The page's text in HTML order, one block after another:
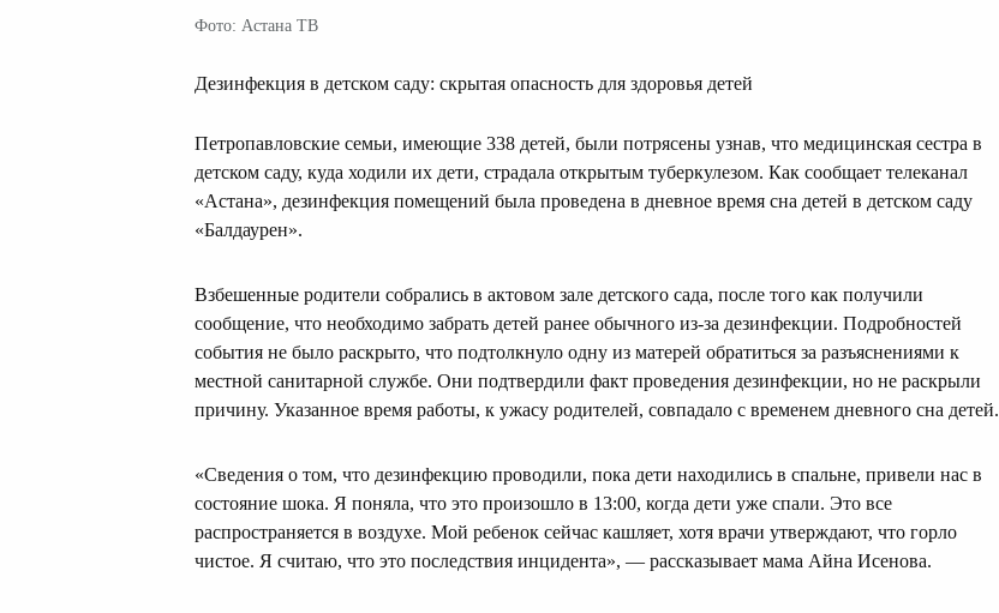
Фото: Астана ТВ
Дезинфекция в детском саду: скрытая опасность для здоровья детей
Петропавловские семьи, имеющие 338 детей, были потрясены узнав, что медицинская сестра в
детском саду, куда ходили их дети, страдала открытым туберкулезом. Как сообщает телеканал
«Астана», дезинфекция помещений была проведена в дневное время сна детей в детском саду
«Балдаурен».
Взбешенные родители собрались в актовом зале детского сада, после того как получили
сообщение, что необходимо забрать детей ранее обычного из-за дезинфекции. Подробностей
события не было раскрыто, что подтолкнуло одну из матерей обратиться за разъяснениями к
местной санитарной службе. Они подтвердили факт проведения дезинфекции, но не раскрыли
причину. Указанное время работы, к ужасу родителей, совпадало с временем дневного сна детей.
«Сведения о том, что дезинфекцию проводили, пока дети находились в спальне, привели нас в
состояние шока. Я поняла, что это произошло в 13:00, когда дети уже спали. Это все
распространяется в воздухе. Мой ребенок сейчас кашляет, хотя врачи утверждают, что горло
чистое. Я считаю, что это последствия инцидента», — рассказывает мама Айна Исенова.